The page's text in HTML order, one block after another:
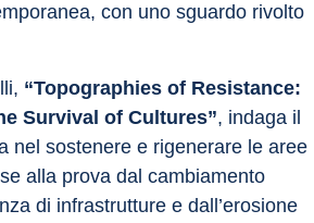
con uno sguardo rivolto
“Topographies of Resistance:
Survival of Cultures”, indaga il
nel sostenere e rigenerare le aree
alla prova dal cambiamento
di infrastrutture e dall’erosione